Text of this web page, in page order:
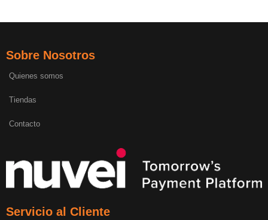
Sobre Nosotros
Quienes somos
Tiendas
Contacto
Servicio al Cliente